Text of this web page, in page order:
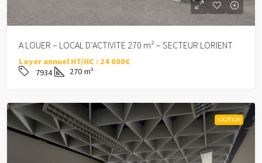
A LOUER – LOCAL D’ACTIVITE 270 m² – SECTEUR LORIENT
Loyer annuel HT/HC : 24 000€
7934
270 m²
LOCATION